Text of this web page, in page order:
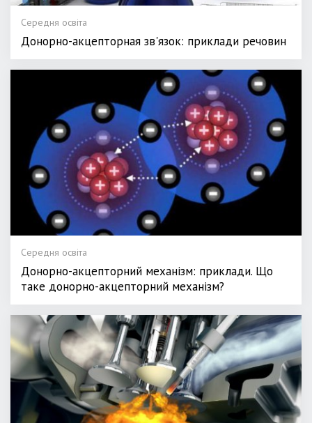
Середня освіта
Донорно-акцепторная зв'язок: приклади речовин
Середня освіта
Донорно-акцепторний механізм: приклади. Що
таке донорно-акцепторний механізм?